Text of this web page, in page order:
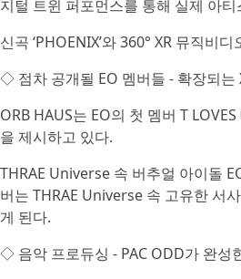
지털 트윈 퍼포먼스를 통해 실제 아
신곡 ‘PHOENIX’와 360° XR 뮤직비
◇ 점차 공개될 EO 멤버들 - 확장되는
ORB HAUS는 EO의 첫 멤버 T
을 제시하고 있다.
THRAE Universe 속 버추얼 아이돌
버는 THRAE Universe 속 고유한 서
게 된다.
◇ 음악 프로듀싱 - PAC ODD가 완성